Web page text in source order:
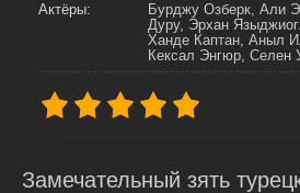
Актёры:
Бурджу Озберк, Али
Дуру, Эрхан
Ханде Каптан, Аныл
Кексал Энгюр, Селен
Замечательный зять